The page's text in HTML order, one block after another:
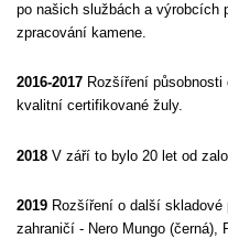
po našich službách a výrobcích
zpracování kamene.
2016-2017 Rozšíření
kvalitní certifikované žuly.
2018 V září to bylo 20 let od
2019 Rozšíření o další
zahraničí - Nero Mungo (černá),